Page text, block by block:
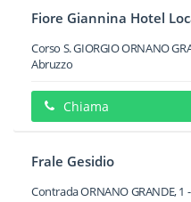
Fiore Giannina Hotel
Corso S. GIORGIO ORNANO
Abruzzo
Chiama
Frale Gesidio
Contrada ORNANO GRANDE, 1 -